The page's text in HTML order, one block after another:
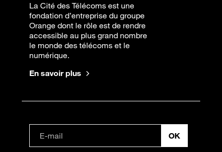
La Cité des Télécoms est une
fondation d’entreprise du groupe
Orange dont le rôle est de rendre
accessible au plus grand nombre
le monde des télécoms et le
numérique.
En savoir plus